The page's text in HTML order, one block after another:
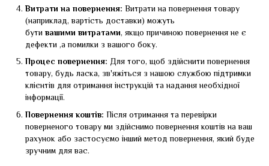
Витрати на повернення: Витрати на повернення товару
(наприклад, вартість доставки) можуть
бути вашими витратами, якщо причиною повернення не є
дефекти ,а помилки з вашого боку.
Процес повернення: Для того, щоб здійснити повернення
товару, будь ласка, зв'яжіться з нашою службою підтримки
клієнтів для отримання інструкцій та надання необхідної
інформації.
Повернення коштів: Після отримання та перевірки
поверненого товару ми здійснимо повернення коштів на ваш
рахунок або застосуємо інший метод повернення, який буде
зручним для вас.